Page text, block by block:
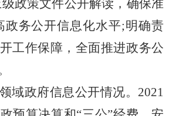
政策文件公开解读，确保准
政务公开信息化水平;明确责
工作保障，全面推进政务公
域政府信息公开情况。 2021